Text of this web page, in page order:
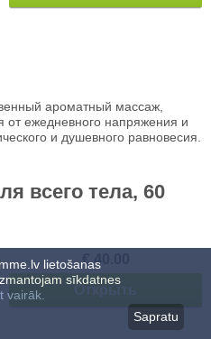
ароматный массаж,
от ежедневного напряжения и
и душевного равновесия.
всего тела, 60
€ 40.00
lietošanas
sīkdatnes
vairāk.
Sapratu